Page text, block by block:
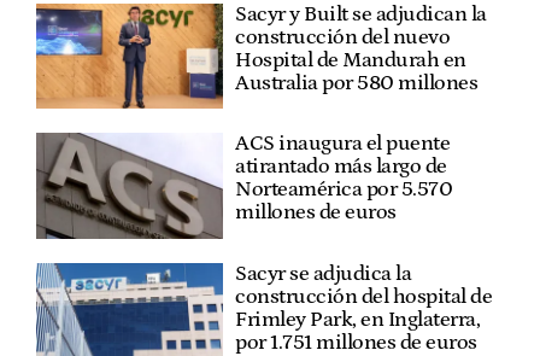
Sacyr y Built se adjudican la
construcción del nuevo
Hospital de Mandurah en
Australia por 580 millones
ACS inaugura el puente
atirantado más largo de
Norteamérica por 5.570
millones de euros
Sacyr se adjudica la
construcción del hospital de
Frimley Park, en Inglaterra,
por 1.751 millones de euros